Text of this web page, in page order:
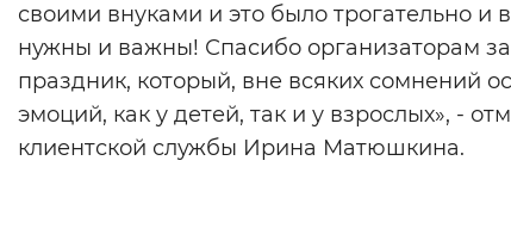
своими внуками и это было трогательно и
нужны и важны! Спасибо организаторам
праздник, который, вне всяких сомнений
эмоций, как у детей, так и у взрослых», -
клиентской службы Ирина Матюшкина.